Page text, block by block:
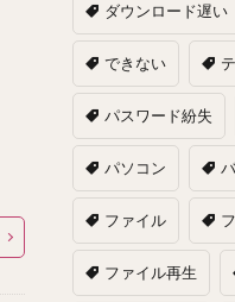
ダウンロード遅い
できない
パスワード紛失
パソコン
ファイル
ファイル再生